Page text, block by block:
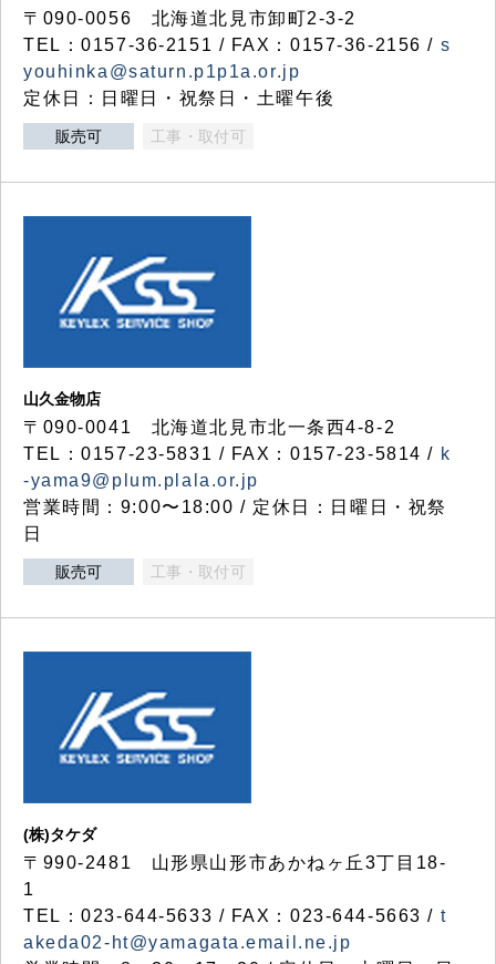
〒090-0056 北海道北見市卸町2-3-2
TEL：0157-36-2151 / FAX：0157-36-2156 / s
youhinka@saturn.p1p1a.or.jp
定休日：日曜日・祝祭日・土曜午後
販売可 工事・取付可
山久金物店
〒090-0041 北海道北見市北一条西4-8-2
TEL：0157-23-5831 / FAX：0157-23-5814 / k
-yama9@plum.plala.or.jp
営業時間：9:00〜18:00 / 定休日：日曜日・祝祭
日
販売可 工事・取付可
(株)タケダ
〒990-2481 山形県山形市あかねヶ丘3丁目18-
1
TEL：023-644-5633 / FAX：023-644-5663 / t
akeda02-ht@yamagata.email.ne.jp